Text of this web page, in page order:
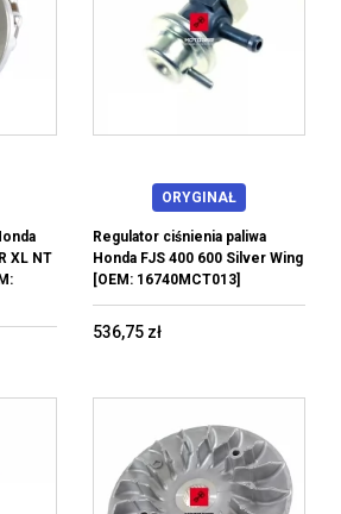
XL NT
ORYGINAŁ
Regulator ciśnienia paliwa
Honda FJS 400 600 Silver Wing
[OEM: 16740MCT013]
536,75 zł